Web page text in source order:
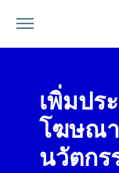
เพิ่มปร
โฆษณ
นวัตกร